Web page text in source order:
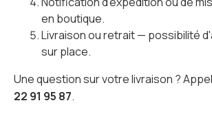
en boutique.
Livraison ou retrait — possibilité
sur place.
Une question sur votre livraison ?
22 91 95 87.